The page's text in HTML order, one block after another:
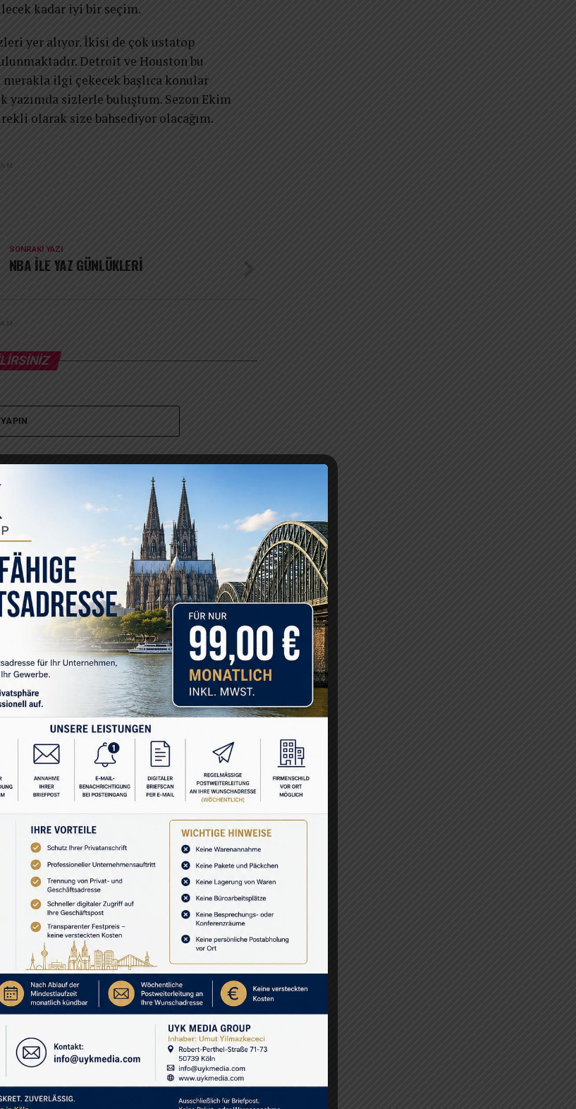
kadar iyi bir seçim.
yer alıyor. İkisi de çok ustatop
Detroit ve Houston bu
ilgi çekecek başlıca konular
yazımda sizlerle buluştum. Sezon Ekim
olarak size bahsediyor olacağım.
SONRAKI YAZI
NBA İLE YAZ GÜNLÜKLERİ
Kim Yönetiyor?
dikkatidir.”
ediyordu. Bugün ise dünyanın en
en değerli sermayesi para
seçerdi. Televizyonu açar, izlemek
kendi iradesiyle çevirirdi.